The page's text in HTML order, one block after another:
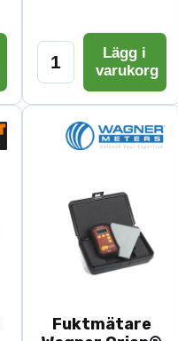
Lägg i
varukorg
Fuktmätare